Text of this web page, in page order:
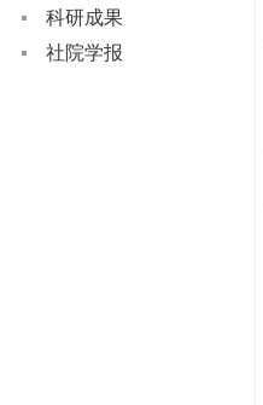
科研成果
社院学报